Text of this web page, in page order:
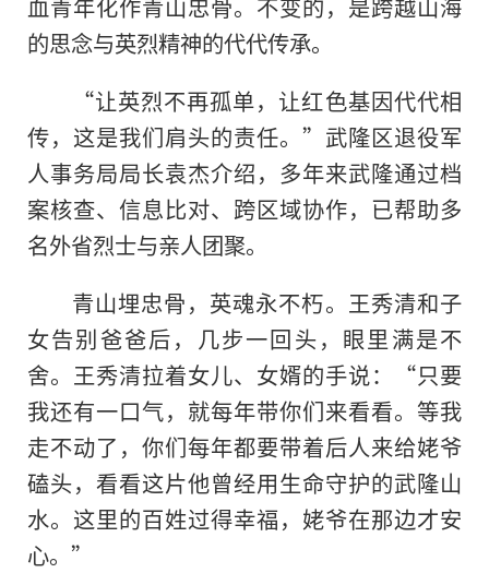
血青年化作青山忠骨。不变的，是跨越山海
的思念与英烈精神的代代传承。
“让英烈不再孤单，让红色基因代代相
传，这是我们肩头的责任。”武隆区退役军
人事务局局长袁杰介绍，多年来武隆通过档
案核查、信息比对、跨区域协作，已帮助多
名外省烈士与亲人团聚。
青山埋忠骨，英魂永不朽。王秀清和子
女告别爸爸后，几步一回头，眼里满是不
舍。王秀清拉着女儿、女婿的手说：“只要
我还有一口气，就每年带你们来看看。等我
走不动了，你们每年都要带着后人来给姥爷
磕头，看看这片他曾经用生命守护的武隆山
水。这里的百姓过得幸福，姥爷在那边才安
心。”